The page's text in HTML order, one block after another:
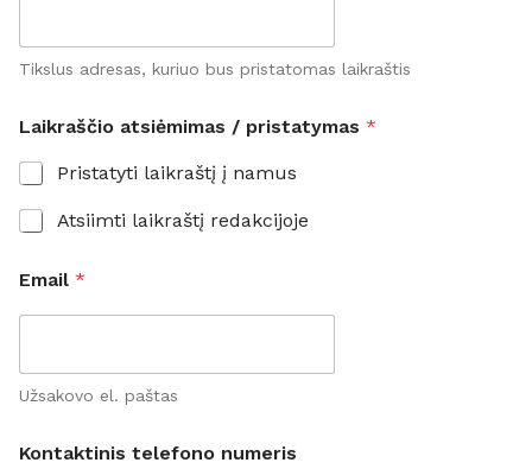
k
t
n
i
s
p
r
e
u
e
t
o
b
Tikslus adresas, kuriuo bus pristatomas laikraštis
Laikraščio atsiėmimas / pristatymas *
Pristatyti laikraštį į namus
Atsiimti laikraštį redakcijoje
Email *
Užsakovo el. paštas
Kontaktinis telefono numeris